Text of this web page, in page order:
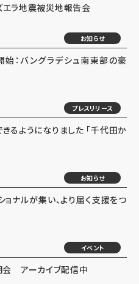
ラ地震被災地報告会
お知らせ
：バングラデシュ南東部の豪
プレスリリース
るようになりました 「千代田か
お知らせ
ョナルが集い、より届く支援をつ
イベント
会 アーカイブ配信中